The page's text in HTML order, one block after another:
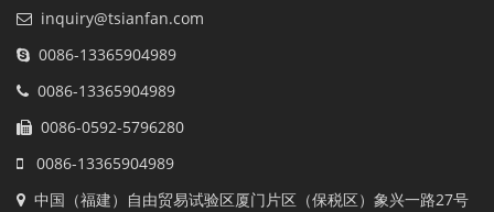
inquiry@tsianfan.com
0086-13365904989
0086-13365904989
0086-0592-5796280
0086-13365904989
中国（福建）自由贸易试验区厦门片区（保税区）象兴一路27号